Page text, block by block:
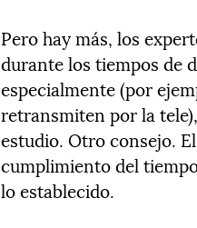
Pero hay más, los
durante los tiempos de
especialmente (por
retransmiten por la
estudio. Otro consejo.
cumplimiento del
lo establecido.